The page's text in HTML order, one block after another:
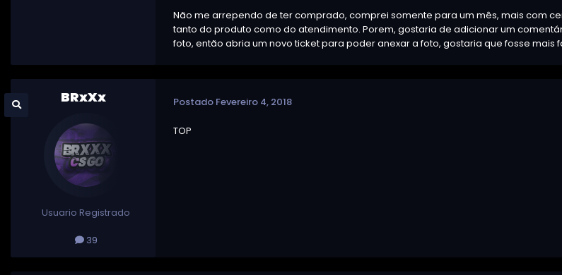
Não me arrependo de ter comprado, comprei somente para um mês, mais com
tanto do produto como do atendimento. Porem, gostaria de adicionar um
foto, então abria um novo ticket para poder anexar a foto, gostaria que fosse
BRxXx
Usuario Registrado
39
Postado Fevereiro 4, 2018
TOP